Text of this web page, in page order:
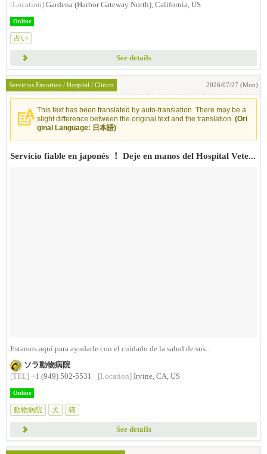
[Location] Gardena (Harbor Gateway North), California, US
Online
占い
See details
Servicios Favoritos / Hospital / Clinica 2026/07/27 (Mon)
This text has been translated by auto-translation. There may be a
slight difference between the original text and the translation. (Ori
ginal Language: 日本語)
Servicio fiable en japonés ！ Deje en manos del Hospital Vete...
Estamos aquí para ayudarle con el cuidado de la salud de sus...
ソラ動物病院
[TEL] +1 (949) 502-5531 [Location] Irvine, CA, US
Online
動物病院 犬 猫
See details